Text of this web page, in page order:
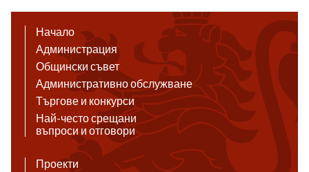
Начало
Администрация
Общински съвет
Административно обслужване
Търгове и конкурси
Най-често срещани
въпроси и отговори
Проекти